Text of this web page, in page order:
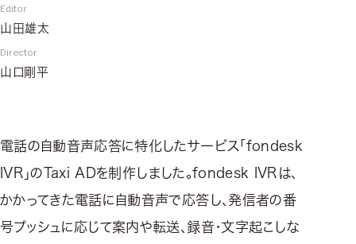
Editor
山田雄太
Director
山口剛平
電話の自動音声応答に特化したサービス「fondesk
IVR」のTaxi ADを制作しました。fondesk IVRは、
かかってきた電話に自動音声で応答し、発信者の番
号プッシュに応じて案内や転送、録音・文字起こしな